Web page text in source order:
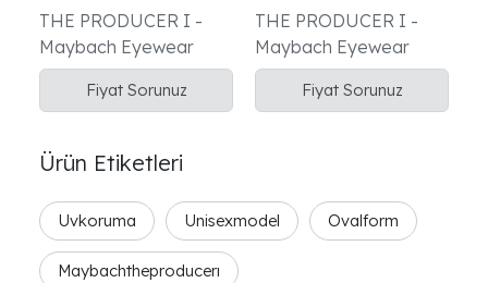
Kahverengi Unisex
Güneş Gözlüğü
THE PRODUCER I -
Maybach Eyewear
Fiyat Sorunuz
Palladium Mavi Unisex
Güneş Gözlüğü
THE PRODUCER I -
Maybach Eyewear
Fiyat Sorunuz
Ürün Etiketleri
Uvkoruma Unisexmodel Ovalform
Maybachtheproducerı